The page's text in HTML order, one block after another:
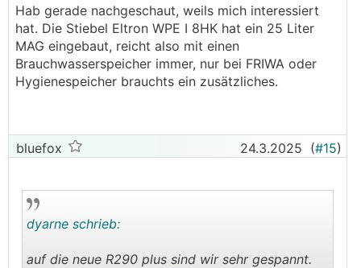
Hab gerade nachgeschaut, weils mich interessiert
hat. Die Stiebel Eltron WPE I 8HK hat ein 25 Liter
MAG eingebaut, reicht also mit einen
Brauchwasserspeicher immer, nur bei FRIWA oder
Hygienespeicher brauchts ein zusätzliches.
bluefox 24.3.2025 (#15)
dyarne schrieb:
auf die neue R290 plus sind wir sehr gespannt.